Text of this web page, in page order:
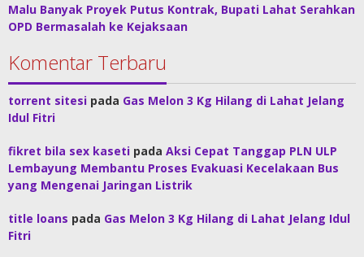
Malu Banyak Proyek Putus Kontrak, Bupati Lahat Serahkan
OPD Bermasalah ke Kejaksaan
Komentar Terbaru
torrent sitesi pada Gas Melon 3 Kg Hilang di Lahat Jelang
Idul Fitri
fikret bila sex kaseti pada Aksi Cepat Tanggap PLN ULP
Lembayung Membantu Proses Evakuasi Kecelakaan Bus
yang Mengenai Jaringan Listrik
title loans pada Gas Melon 3 Kg Hilang di Lahat Jelang Idul
Fitri